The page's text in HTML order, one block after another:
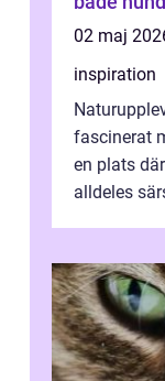
02 maj
inspiration
fascinerat
en plats
alldeles